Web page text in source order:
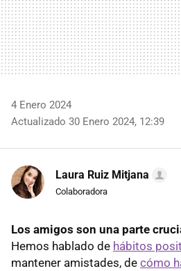
4 Enero 2024
Actualizado 30 Enero 2024, 12:39
Laura Ruiz Mitjana
Colaboradora
Los amigos son una parte
Hemos hablado de hábitos
mantener amistades, de cómo